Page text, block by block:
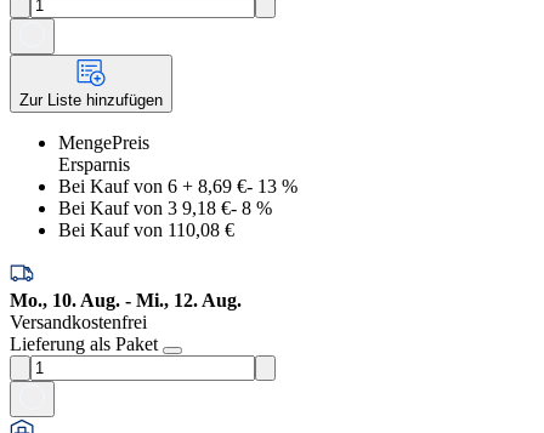
Zur Liste hinzufügen
MengePreis
Ersparnis
Bei Kauf von 6 + 8,69 €- 13 %
Bei Kauf von 3 9,18 €- 8 %
Bei Kauf von 110,08 €
Mo., 10. Aug. - Mi., 12. Aug.
Versandkostenfrei
Lieferung als Paket